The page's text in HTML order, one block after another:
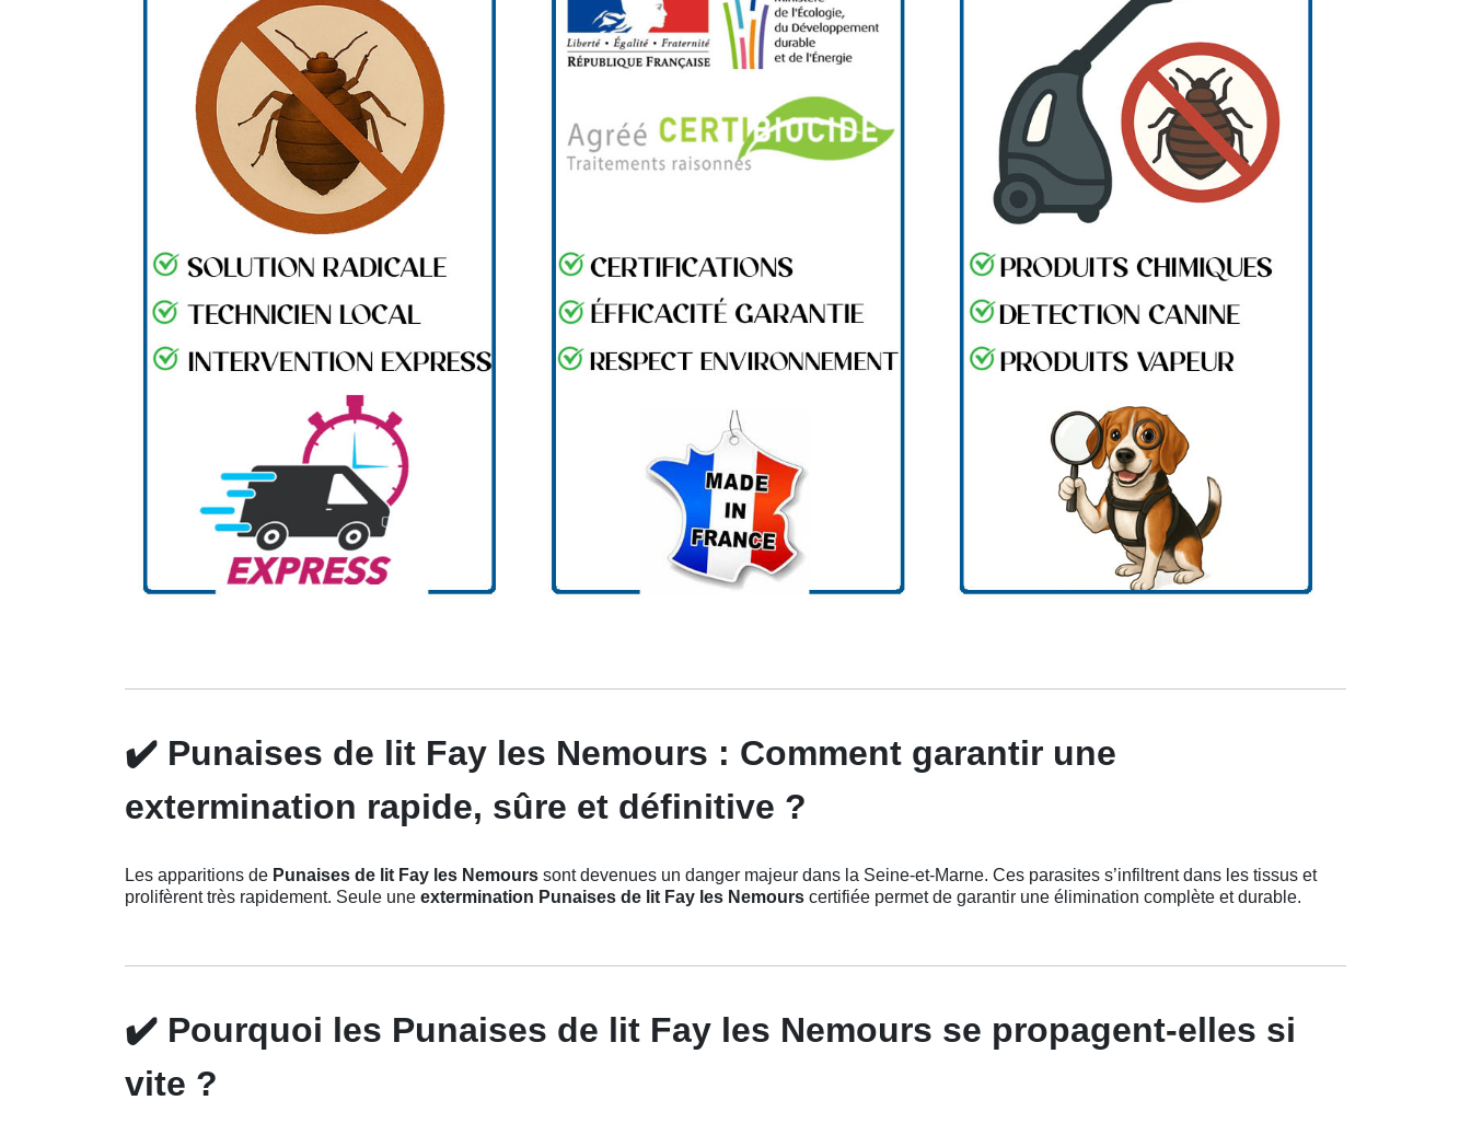
✔️ Punaises de lit Fay les Nemours : Comment garantir une
extermination rapide, sûre et définitive ?
Les apparitions de Punaises de lit Fay les Nemours sont devenues un danger majeur dans la Seine-et-Marne. Ces parasites s’infiltrent dans les tissus et
prolifèrent très rapidement. Seule une extermination Punaises de lit Fay les Nemours certifiée permet de garantir une élimination complète et durable.
✔️ Pourquoi les Punaises de lit Fay les Nemours se propagent-elles si
vite ?